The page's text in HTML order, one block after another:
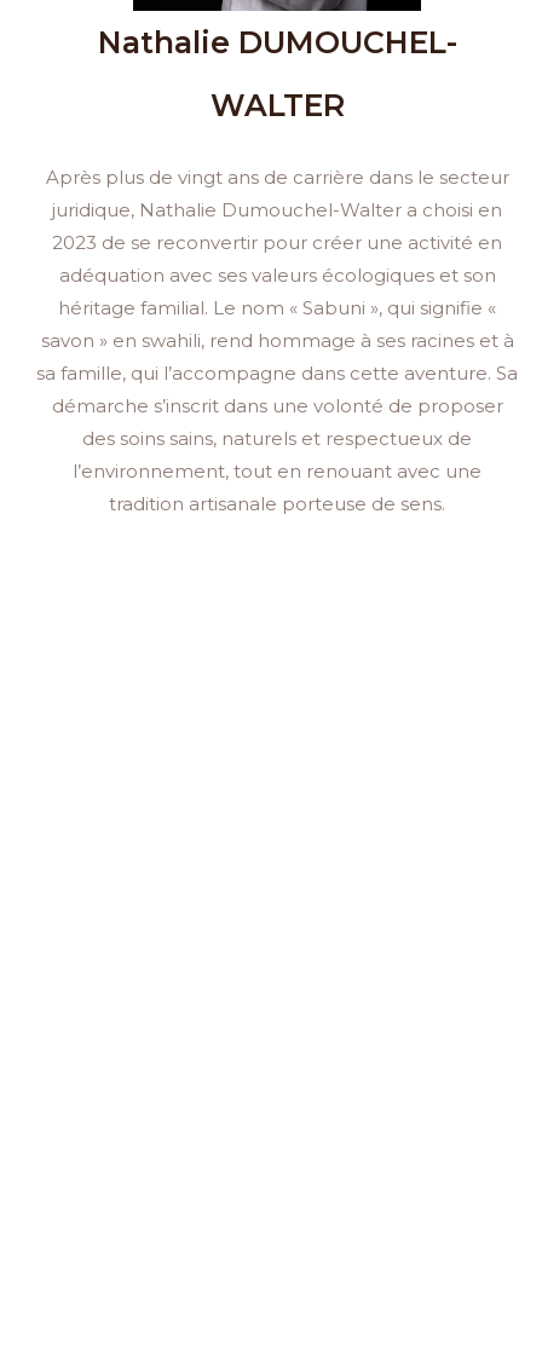
Nathalie DUMOUCHEL-
WALTER
Après plus de vingt ans de carrière dans le secteur
juridique, Nathalie Dumouchel-Walter a choisi en
2023 de se reconvertir pour créer une activité en
adéquation avec ses valeurs écologiques et son
héritage familial. Le nom « Sabuni », qui signifie «
savon » en swahili, rend hommage à ses racines et à
sa famille, qui l’accompagne dans cette aventure. Sa
démarche s’inscrit dans une volonté de proposer
des soins sains, naturels et respectueux de
l’environnement, tout en renouant avec une
tradition artisanale porteuse de sens.